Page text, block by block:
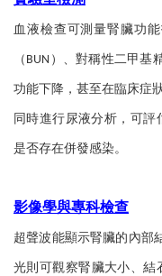
血液檢查可測量腎臟功
（ BUN ）、對稱性二甲基
功能下降，甚至在臨床症
同時進行尿液分析，可
是否存在併發感染。
影像學與專科檢查
超聲波能顯示腎臟的內部
光則可觀察腎臟大小、結